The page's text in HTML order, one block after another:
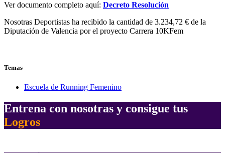
Ver documento completo aquí: Decreto Resolución
Nosotras Deportistas ha recibido la cantidad de 3.234,72 € de la
Diputación de Valencia por el proyecto Carrera 10KFem
Temas
Escuela de Running Femenino
Entrena con nosotras y consigue tus
Logros